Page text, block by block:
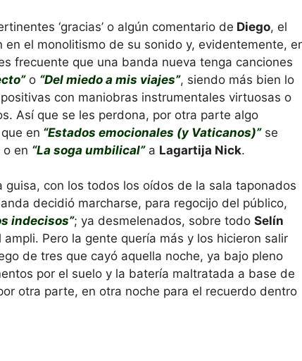
‘gracias’ o algún comentario de Diego, el
el monolitismo de su sonido y, evidentemente,
frecuente que una banda nueva tenga canciones
o “Del miedo a mis viajes”, siendo más bien lo
con maniobras instrumentales virtuosas o
Así que se les perdona, por otra parte algo
en “Estados emocionales (y Vaticanos)”se
o en “La soga umbilical”a Lagartija Nick.
con los todos los oídos de la sala taponados
decidió marcharse, para regocijo del público,
indecisos”; ya desmelenados, sobre todo Selín
Pero la gente quería más y los hicieron salir
de tres que cayó aquella noche, ya bajo pleno
por el suelo y la batería maltratada a base de
otra parte, en otra noche para el recuerdo dentro